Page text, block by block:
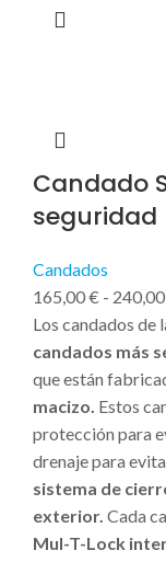
Candado
seguridad
Candados
165,00€ - 240,00
Los candados de
candados más
que están
macizo. Estos
protección para
drenaje para
sistema de
exterior. Cada
Mul-T-Lock